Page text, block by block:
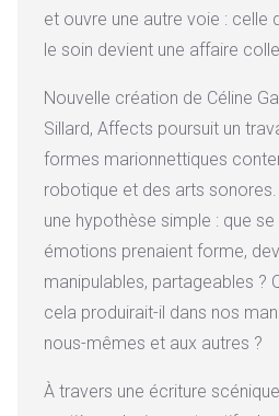
et ouvre une autre voie : celle
le soin devient une affaire
Nouvelle création de Céline
Sillard, Affects poursuit un
formes marionnettiques
robotique et des arts
une hypothèse simple : que
émotions prenaient forme,
manipulables, partageables ?
cela produirait-il dans nos
nous-mêmes et aux autres ?
À travers une écriture